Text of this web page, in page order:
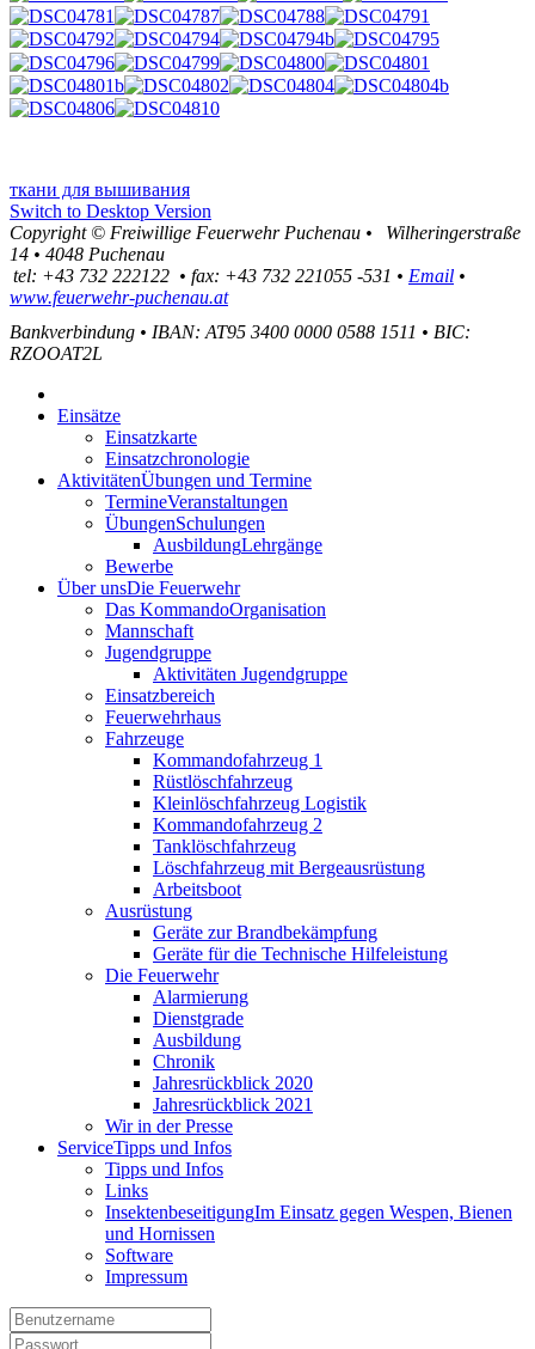
ткани для вышивания
Switch to Desktop Version
Copyright © Freiwillige Feuerwehr Puchenau •
Wilheringerstraße
14 • 4048 Puchenau
tel: +43 732 222122 • fax: +43 732 221055 -531 • Email •
www.feuerwehr-puchenau.at
Bankverbindung • IBAN: AT95 3400 0000 0588 1511 • BIC:
RZOOAT2L
Einsätze
Einsatzkarte
Einsatzchronologie
AktivitätenÜbungen und Termine
TermineVeranstaltungen
ÜbungenSchulungen
AusbildungLehrgänge
Bewerbe
Über unsDie Feuerwehr
Das KommandoOrganisation
Mannschaft
Jugendgruppe
Aktivitäten Jugendgruppe
Einsatzbereich
Feuerwehrhaus
Fahrzeuge
Kommandofahrzeug 1
Rüstlöschfahrzeug
Kleinlöschfahrzeug Logistik
Kommandofahrzeug 2
Tanklöschfahrzeug
Löschfahrzeug mit Bergeausrüstung
Arbeitsboot
Ausrüstung
Geräte zur Brandbekämpfung
Geräte für die Technische Hilfeleistung
Die Feuerwehr
Alarmierung
Dienstgrade
Ausbildung
Chronik
Jahresrückblick 2020
Jahresrückblick 2021
Wir in der Presse
ServiceTipps und Infos
Tipps und Infos
Links
InsektenbeseitigungIm Einsatz gegen Wespen, Bienen
und Hornissen
Software
Impressum